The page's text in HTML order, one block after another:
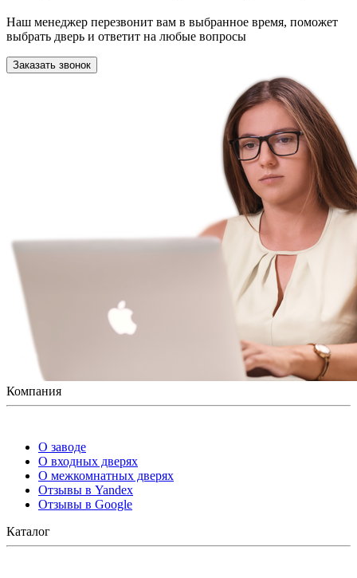
Наш менеджер перезвонит вам в выбранное время, поможет
выбрать дверь и ответит на любые вопросы
Заказать звонок
Компания
О заводе
О входных дверях
О межкомнатных дверях
Отзывы в Yandex
Отзывы в Google
Каталог